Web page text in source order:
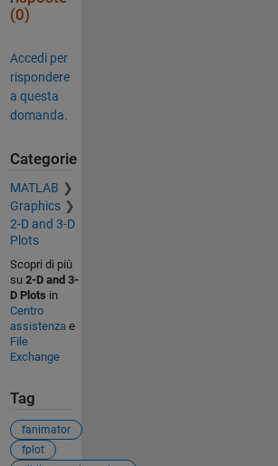
(0)
Accedi per
rispondere
a questa
domanda.
Categorie
MATLAB
Graphics
2-D and 3-D
Plots
Scopri di più
su 2-D and 3-
D Plots in
Centro
assistenzae
File
Exchange
Tag
fanimator
fplot